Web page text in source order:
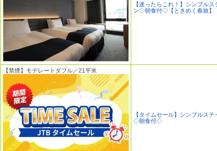
【迷ったらこれ！】シンプルス
ン◇朝食付◇【ときめく春旅】
【禁煙】モデレートダブル／21平米
【タイムセール】シンプルステ
◇朝食付◇